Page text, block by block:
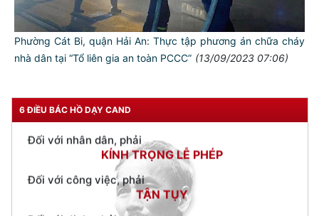
Phường Cát Bi, quận Hải An: Thực tập phương án chữa cháy
nhà dân tại “Tổ liên gia an toàn PCCC” (13/09/2023 07:06)
6 ĐIỀU BÁC HỒ DẠY CAND
Đối với đồng sự, phải
THÂN ÁI GIÚP ĐỠ
Đối với chính phủ, phải
TUYỆT ĐỐI TRUNG THÀNH
KÍNH TRỌNG LỄ PHÉP
Đối với công việc, phải
TẬN TỤY
Đối với địch, phải
CƯƠNG QUYẾT, KHÔN KHÉO
Trích thư Chủ tịch Hồ Chí Minh